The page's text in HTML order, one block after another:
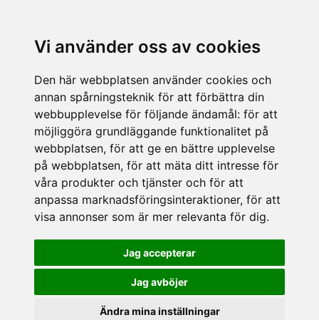
Vi använder oss av cookies
Den här webbplatsen använder cookies och
annan spårningsteknik för att förbättra din
webbupplevelse för följande ändamål: för att
möjliggöra grundläggande funktionalitet på
webbplatsen, för att ge en bättre upplevelse
på webbplatsen, för att mäta ditt intresse för
våra produkter och tjänster och för att
anpassa marknadsföringsinteraktioner, för att
visa annonser som är mer relevanta för dig.
Jag accepterar
Jag avböjer
Ändra mina inställningar